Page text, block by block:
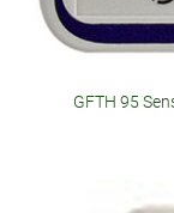
GFTH 95